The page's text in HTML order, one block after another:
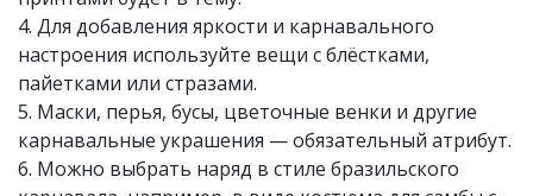
4. Для добавления яркости и карнавального
настроения используйте вещи с блёстками,
пайетками или стразами.
5. Маски, перья, бусы, цветочные венки и другие
карнавальные украшения — обязательный атрибут.
6. Можно выбрать наряд в стиле бразильского